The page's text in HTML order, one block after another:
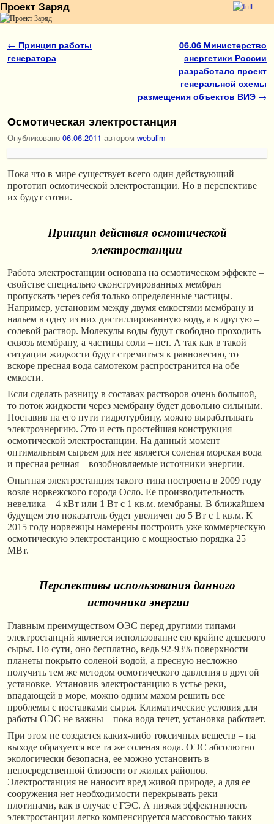
Проект Заряд
Навигация по записям
← Принцип работы
генератора
06.06 Министерство
энергетики России
разработало проект
генеральной схемы
размещения объектов ВИЭ →
Осмотическая электростанция
Опубликовано 06.06.2011 автором webulim
Пока что в мире существует всего один действующий
прототип осмотической электростанции. Но в перспективе
их будут сотни.
Принцип действия осмотической
электростанции
Работа электростанции основана на осмотическом эффекте –
свойстве специально сконструированных мембран
пропускать через себя только определенные частицы.
Например, установим между двумя емкостями мембрану и
нальем в одну из них дистиллированную воду, а в другую –
солевой раствор. Молекулы воды будут свободно проходить
сквозь мембрану, а частицы соли – нет. А так как в такой
ситуации жидкости будут стремиться к равновесию, то
вскоре пресная вода самотеком распространится на обе
емкости.
Если сделать разницу в составах растворов очень большой,
то поток жидкости через мембрану будет довольно сильным.
Поставив на его пути гидротурбину, можно вырабатывать
электроэнергию. Это и есть простейшая конструкция
осмотической электростанции. На данный момент
оптимальным сырьем для нее является соленая морская вода
и пресная речная – возобновляемые источники энергии.
Опытная электростанция такого типа построена в 2009 году
возле норвежского города Осло. Ее производительность
невелика – 4 кВт или 1 Вт с 1 кв.м. мембраны. В ближайшем
будущем это показатель будет увеличен до 5 Вт с 1 кв.м. К
2015 году норвежцы намерены построить уже коммерческую
осмотическую электростанцию с мощностью порядка 25
МВт.
Перспективы использования данного
источника энергии
Главным преимуществом ОЭС перед другими типами
электростанций является использование ею крайне дешевого
сырья. По сути, оно бесплатно, ведь 92-93% поверхности
планеты покрыто соленой водой, а пресную несложно
получить тем же методом осмотического давления в другой
установке. Установив электростанцию в устье реки,
впадающей в море, можно одним махом решить все
проблемы с поставками сырья. Климатические условия для
работы ОЭС не важны – пока вода течет, установка работает.
При этом не создается каких-либо токсичных веществ – на
выходе образуется все та же соленая вода. ОЭС абсолютно
экологически безопасна, ее можно установить в
непосредственной близости от жилых районов.
Электростанция не наносит вред живой природе, а для ее
сооружения нет необходимости перекрывать реки
плотинами, как в случае с ГЭС. А низкая эффективность
электростанции легко компенсируется массовостью таких